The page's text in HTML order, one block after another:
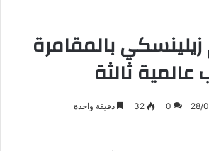
بالمقامرة
ثالثة
28/
0
32 دقيقة واحدة